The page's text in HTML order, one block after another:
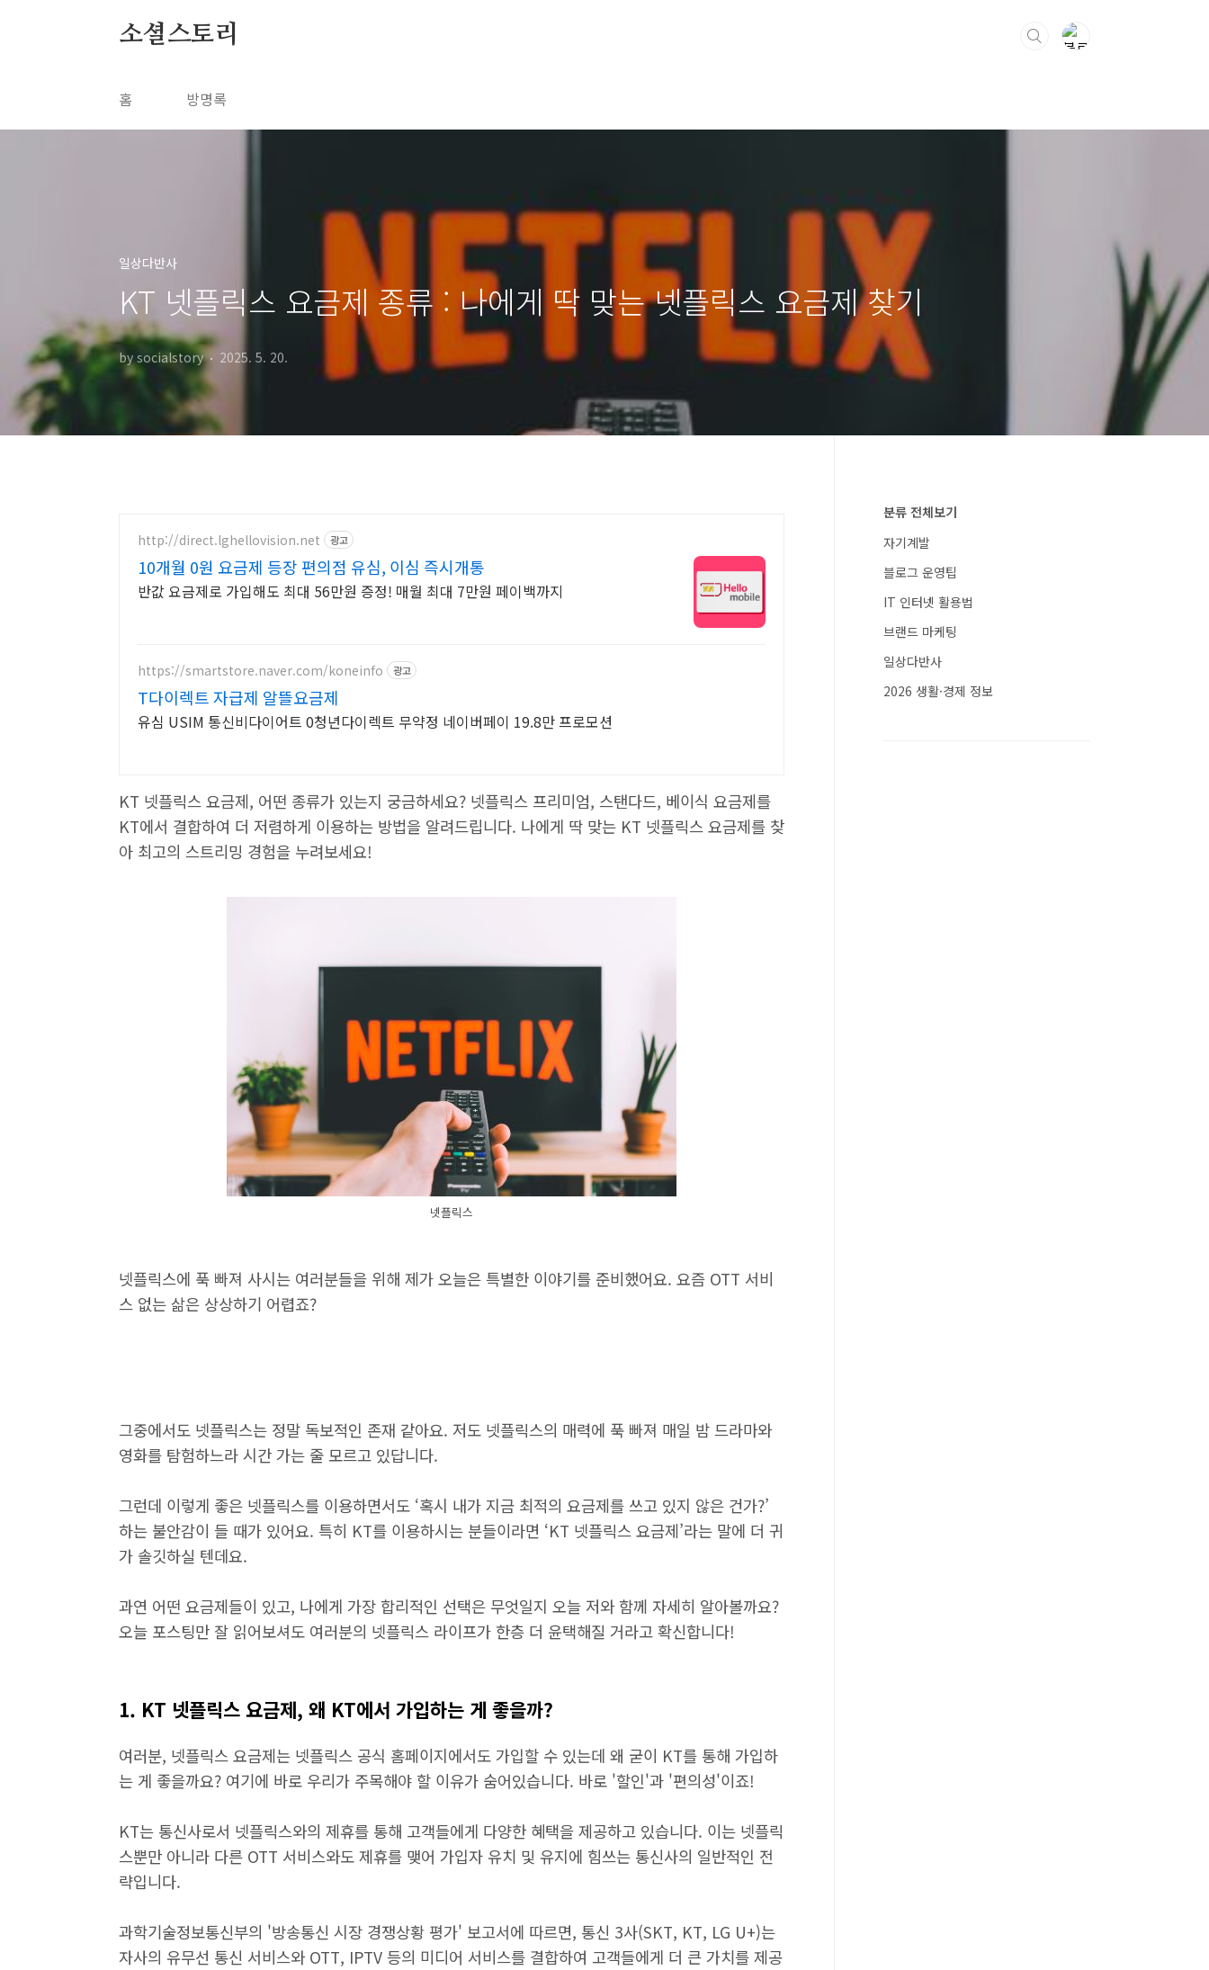
소셜스토리
홈 방명록
일상다반사
KT 넷플릭스 요금제 종류 : 나에게 딱 맞는 넷플릭스 요금제 찾기
by socialstory 2025. 5. 20.
http://direct.lghellovision.net 광고
10개월 0원 요금제 등장 편의점 유심, 이심 즉시개통
반값 요금제로 가입해도 최대 56만원 증정! 매월 최대 7만원 페이백까지
https://smartstore.naver.com/koneinfo 광고
T다이렉트 자급제 알뜰요금제
유심 USIM 통신비다이어트 0청년다이렉트 무약정 네이버페이 19.8만 프로모션
KT 넷플릭스 요금제, 어떤 종류가 있는지 궁금하세요? 넷플릭스 프리미엄, 스탠다드, 베이식 요금제를
KT에서 결합하여 더 저렴하게 이용하는 방법을 알려드립니다. 나에게 딱 맞는 KT 넷플릭스 요금제를 찾
아 최고의 스트리밍 경험을 누려보세요!
넷플릭스
넷플릭스에 푹 빠져 사시는 여러분들을 위해 제가 오늘은 특별한 이야기를 준비했어요. 요즘 OTT 서비
스 없는 삶은 상상하기 어렵죠?
그중에서도 넷플릭스는 정말 독보적인 존재 같아요. 저도 넷플릭스의 매력에 푹 빠져 매일 밤 드라마와
영화를 탐험하느라 시간 가는 줄 모르고 있답니다.
그런데 이렇게 좋은 넷플릭스를 이용하면서도 ‘혹시 내가 지금 최적의 요금제를 쓰고 있지 않은 건가?’
하는 불안감이 들 때가 있어요. 특히 KT를 이용하시는 분들이라면 ‘KT 넷플릭스 요금제’라는 말에 더 귀
가 솔깃하실 텐데요.
과연 어떤 요금제들이 있고, 나에게 가장 합리적인 선택은 무엇일지 오늘 저와 함께 자세히 알아볼까요?
오늘 포스팅만 잘 읽어보셔도 여러분의 넷플릭스 라이프가 한층 더 윤택해질 거라고 확신합니다!
1. KT 넷플릭스 요금제, 왜 KT에서 가입하는 게 좋을까?
여러분, 넷플릭스 요금제는 넷플릭스 공식 홈페이지에서도 가입할 수 있는데 왜 굳이 KT를 통해 가입하
는 게 좋을까요? 여기에 바로 우리가 주목해야 할 이유가 숨어있습니다. 바로 '할인'과 '편의성'이죠!
KT는 통신사로서 넷플릭스와의 제휴를 통해 고객들에게 다양한 혜택을 제공하고 있습니다. 이는 넷플릭
스뿐만 아니라 다른 OTT 서비스와도 제휴를 맺어 가입자 유치 및 유지에 힘쓰는 통신사의 일반적인 전
략입니다.
과학기술정보통신부의 '방송통신 시장 경쟁상황 평가' 보고서에 따르면, 통신 3사(SKT, KT, LG U+)는
자사의 유무선 통신 서비스와 OTT, IPTV 등의 미디어 서비스를 결합하여 고객들에게 더 큰 가치를 제공
분류 전체보기
자기계발
블로그 운영팁
IT 인터넷 활용법
브랜드 마케팅
일상다반사
2026 생활·경제 정보